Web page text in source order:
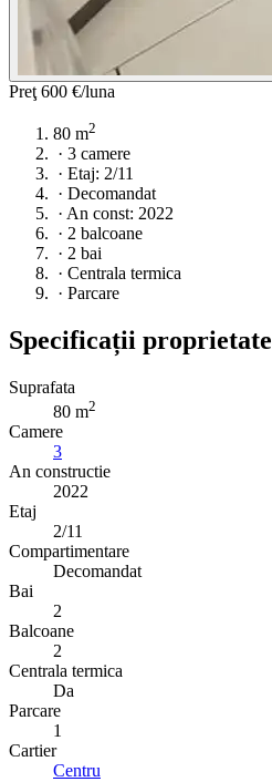
Preţ 600 €/luna
80 m2
· 3 camere
· Etaj: 2/11
· Decomandat
· An const: 2022
· 2 balcoane
· 2 bai
· Centrala termica
· Parcare
Specificații proprietate
Suprafata
80 m2
Camere
3
An constructie
2022
Etaj
2/11
Compartimentare
Decomandat
Bai
2
Balcoane
2
Centrala termica
Da
Parcare
1
Cartier
Centru